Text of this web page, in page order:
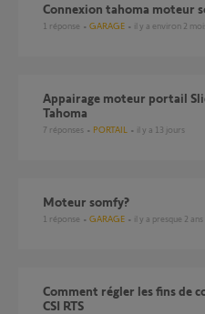
Connexion tahoma moteur
1 réponse GARAGE il y a environ 2
Appairage moteur portail Slidymoove RTS avec box
Tahoma
7 réponses PORTAIL il y a 13 jours
Moteur somfy?
1 réponse GARAGE il y a presque 2 ans
Comment régler les fins de course sur un moteur JET 50
CSI RTS